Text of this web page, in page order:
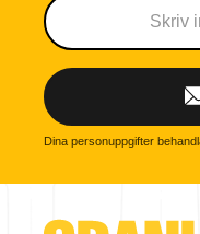
Dina personuppgifter